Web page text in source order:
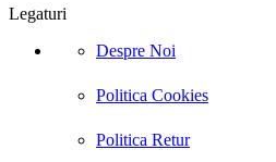
Legaturi
Despre Noi
Politica Cookies
Politica Retur